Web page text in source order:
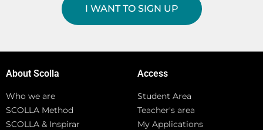
I WANT TO SIGN UP
About Scolla
Who we are
SCOLLA Method
SCOLLA & Inspirar
Access
Student Area
Teacher's area
My Applications